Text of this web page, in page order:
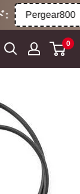
Pergear800
0